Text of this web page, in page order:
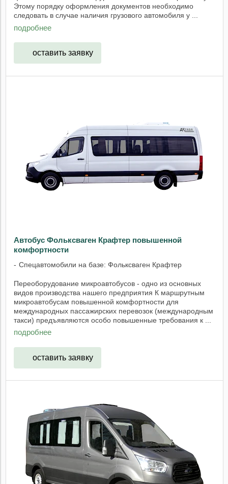
Этому порядку оформления документов необходимо
следовать в случае наличия грузового автомобиля у ...
подробнее
оставить заявку
Автобус Фольксваген Крафтер повышенной
комфортности
Спецавтомобили на базе: Фольксваген Крафтер
Переоборудование микроавтобусов - одно из основных
видов производства нашего предприятия К маршрутным
микроавтобусам повышенной комфортности для
международных пассажирских перевозок (международным
такси) предъявляются особо повышенные требования к ...
подробнее
оставить заявку